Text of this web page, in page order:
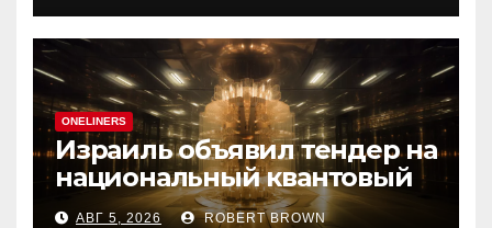
ONELINERS
Израиль объявил тендер на
национальный квантовый
компьютер
АВГ 5, 2026 ROBERT BROWN